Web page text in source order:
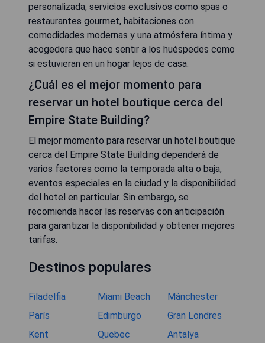
personalizada, servicios exclusivos como spas o
restaurantes gourmet, habitaciones con
comodidades modernas y una atmósfera íntima y
acogedora que hace sentir a los huéspedes como
si estuvieran en un hogar lejos de casa.
¿Cuál es el mejor momento para
reservar un hotel boutique cerca del
Empire State Building?
El mejor momento para reservar un hotel boutique
cerca del Empire State Building dependerá de
varios factores como la temporada alta o baja,
eventos especiales en la ciudad y la disponibilidad
del hotel en particular. Sin embargo, se
recomienda hacer las reservas con anticipación
para garantizar la disponibilidad y obtener mejores
tarifas.
Destinos populares
Filadelfia Miami Beach
Mánchester
París
Edimburgo
Gran Londres
Kent
Quebec Antalya